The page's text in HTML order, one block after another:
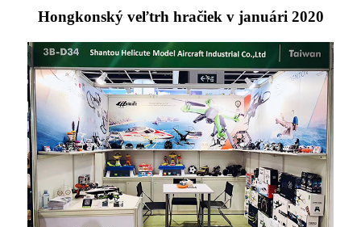
Hongkonský veľtrh hračiek v januári 2020